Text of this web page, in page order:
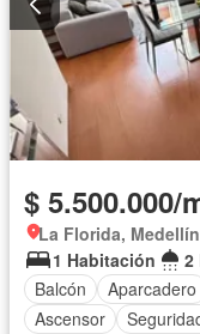
$ 5.500.000/
La Florida, Medellín
1 Habitación
2
Balcón
Aparcadero
Ascensor